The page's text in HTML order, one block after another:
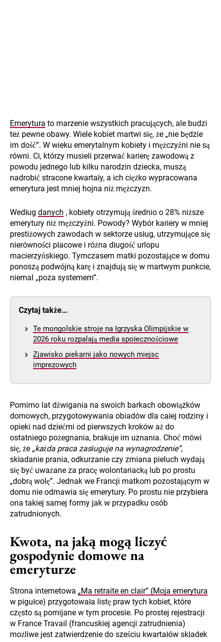
Emerytura to marzenie wszystkich pracujących, ale budzi
też pewne obawy. Wiele kobiet martwi się, że „nie będzie
im dość”. W wieku emerytalnym kobiety i mężczyźni nie są
równi. Ci, którzy musieli przerwać karierę zawodową z
powodu jednego lub kilku narodzin dziecka, muszą
nadrobić stracone kwartały, a ich ciężko wypracowana
emerytura jest mniej hojna niż mężczyzn.
Według danych , kobiety otrzymują średnio o 28% niższe
emerytury niż mężczyźni. Powody? Wybór kariery w mniej
prestiżowych zawodach w sektorze usług, utrzymujące się
nierówności płacowe i różna długość urlopu
macierzyńskiego. Tymczasem matki pozostające w domu
ponoszą podwójną karę i znajdują się w martwym punkcie,
niemal „poza systemem”.
Czytaj także…
Te mongolskie stroje na Igrzyska Olimpijskie w
2026 roku rozpalają media społecznościowe
Zjawisko piekarni jako nowych miejsc
imprezowych
Pomimo lat dźwigania na swoich barkach obowiązków
domowych, przygotowywania obiadów dla całej rodziny i
opieki nad dziećmi od pierwszych kroków aż do
ostatniego pożegnania, brakuje im uznania. Choć mówi
się, że „każda praca zasługuje na wynagrodzenie”,
składanie prania, odkurzanie czy zmiana pieluch wydają
się być uważane za pracę wolontariacką lub po prostu
„dobrą wolę”. Jednak we Francji matkom pozostającym w
domu nie odmawia się emerytury. Po prostu nie przybiera
ona takiej samej formy jak w przypadku osób
zatrudnionych.
Kwota, na jaką mogą liczyć
gospodynie domowe na
emeryturze
Strona internetowa „Ma retraite en clair” (Moja emerytura
w pigułce) przygotowała listę praw tych kobiet, które
często są pomijane w tym procesie. Po prostej rejestracji
w France Travail (francuskiej agencji zatrudnienia)
możliwe jest zatwierdzenie do sześciu kwartałów składek